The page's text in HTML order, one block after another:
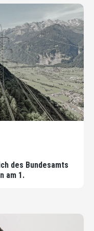
des Bundesamts
am 1.